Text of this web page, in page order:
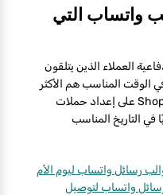
واتساب التي
العملاء الذين يتلقون
المناسب هم الأكثر
احتمالًا للتفاعل تساعد Chatix متاجر Shopify على إعداد حملات
في التاريخ المناسب
رسائل واتساب ليوم الأم
واتساب لتوصيل